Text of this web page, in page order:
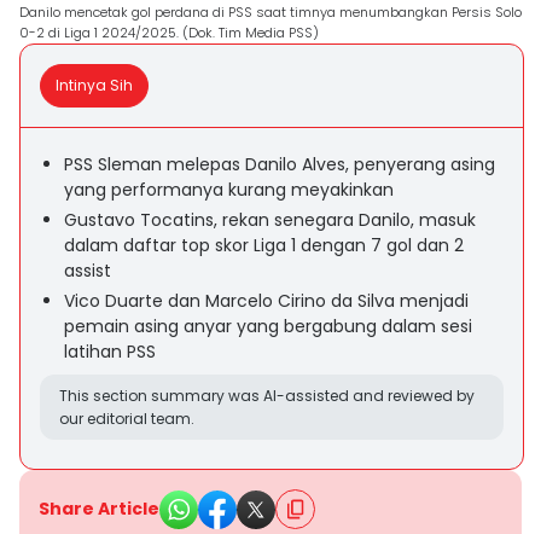
Danilo mencetak gol perdana di PSS saat timnya menumbangkan Persis Solo
0-2 di Liga 1 2024/2025. (Dok. Tim Media PSS)
Intinya Sih
PSS Sleman melepas Danilo Alves, penyerang asing
yang performanya kurang meyakinkan
Gustavo Tocatins, rekan senegara Danilo, masuk
dalam daftar top skor Liga 1 dengan 7 gol dan 2
assist
Vico Duarte dan Marcelo Cirino da Silva menjadi
pemain asing anyar yang bergabung dalam sesi
latihan PSS
This section summary was AI-assisted and reviewed by
our editorial team.
Share Article